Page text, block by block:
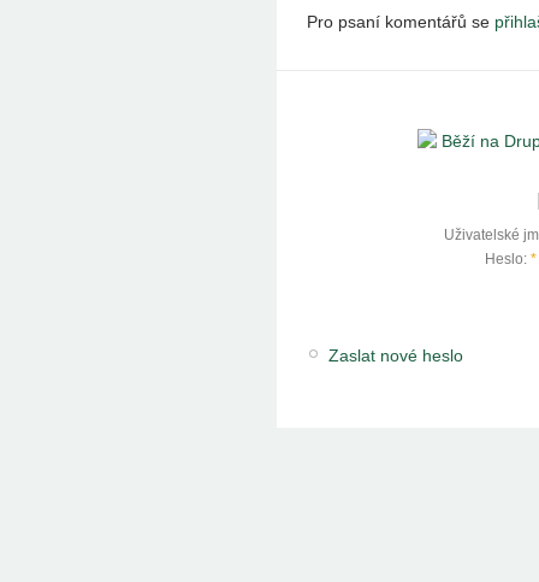
Pro psaní komentářů se
Uživatelské
Heslo: *
Zaslat nové heslo